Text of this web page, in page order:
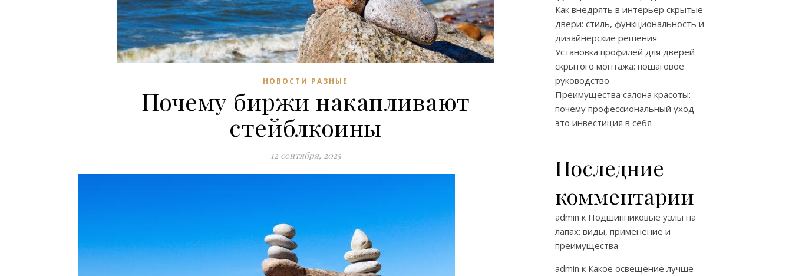
НОВОСТИ РАЗНЫЕ
Почему биржи накапливают
стейблкоины
12 сентября, 2025
Как внедрять в интерьер скрытые
двери: стиль, функциональность и
дизайнерские решения
Установка профилей для дверей
скрытого монтажа: пошаговое
руководство
Преимущества салона красоты:
почему профессиональный уход —
это инвестиция в себя
Последние
комментарии
admin к Подшипниковые узлы на
лапах: виды, применение и
преимущества
admin к Какое освещение лучше